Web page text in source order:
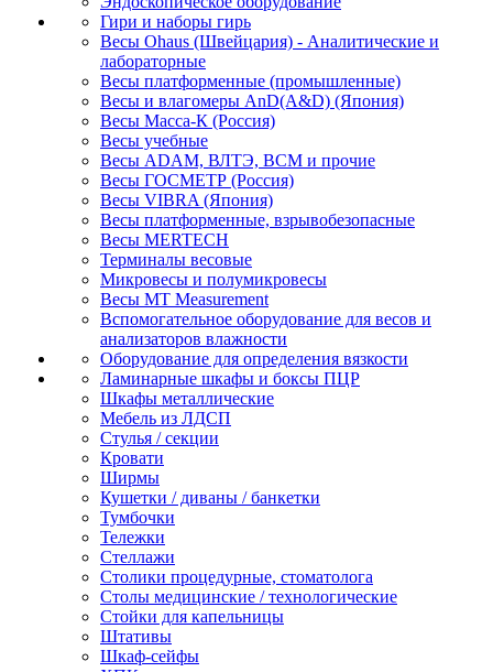
Гири и наборы гирь
Весы Ohaus (Швейцария) - Аналитические и
лабораторные
Весы платформенные (промышленные)
Весы и влагомеры AnD(A&D) (Япония)
Весы Масса-К (Россия)
Весы учебные
Весы ADAM, ВЛТЭ, BCM и прочие
Весы ГОСМЕТР (Россия)
Весы VIBRA (Япония)
Весы платформенные, взрывобезопасные
Весы MERTECH
Терминалы весовые
Микровесы и полумикровесы
Весы MT Measurement
Вспомогательное оборудование для весов и
анализаторов влажности
Оборудование для определения вязкости
Ламинарные шкафы и боксы ПЦР
Шкафы металлические
Мебель из ЛДСП
Стулья / секции
Кровати
Ширмы
Кушетки / диваны / банкетки
Тумбочки
Тележки
Стеллажи
Столики процедурные, стоматолога
Столы медицинские / технологические
Стойки для капельницы
Штативы
Шкаф-сейфы